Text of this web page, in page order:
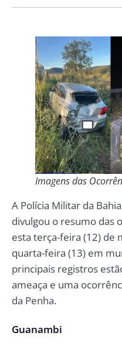
Imagens das
A Polícia Militar da
divulgou o resumo das
esta terça-feira (12) de
quarta-feira (13) em
principais registros
ameaça e uma
da Penha.
Guanambi